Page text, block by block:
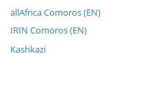
allAfrica Comoros (EN)
IRIN Comoros (EN)
Kashkazi